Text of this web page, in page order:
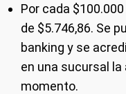
Por cada
de $5.746,86. Se
banking y se
en una sucursal la
momento.